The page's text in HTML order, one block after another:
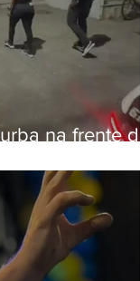
na frente de